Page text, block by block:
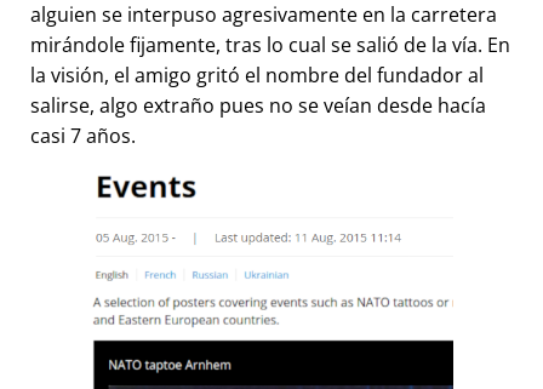
alguien se interpuso agresivamente en la carretera
mirándole fijamente, tras lo cual se salió de la vía. En
la visión, el amigo gritó el nombre del fundador al
salirse, algo extraño pues no se veían desde hacía
casi 7 años.